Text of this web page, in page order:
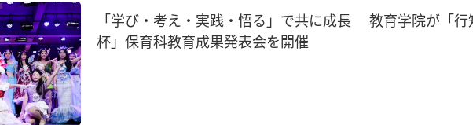
「学び・考え・実践・悟る」で共に成長 教育学院が「行
杯」保育科教育成果発表会を開催